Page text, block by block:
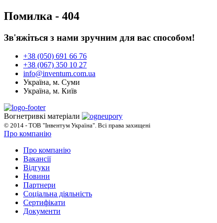
Помилка - 404
Зв'яжіться з нами зручним для вас способом!
+38 (050) 691 66 76
+38 (067) 350 10 27
info@inventum.com.ua
Україна, м. Суми
Україна, м. Київ
Вогнетривкі матеріали
© 2014 - ТОВ "Інвентум Україна". Всі права захищені
Про компанію
Про компанію
Вакансії
Відгуки
Новини
Партнери
Соціальна діяльність
Сертифікати
Документи